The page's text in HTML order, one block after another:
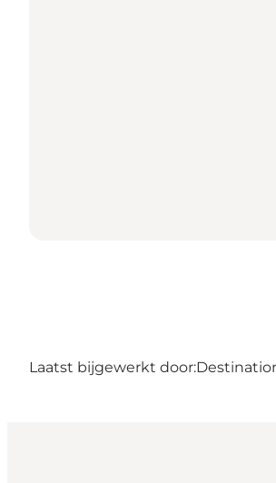
Laatst bijgewerkt door: